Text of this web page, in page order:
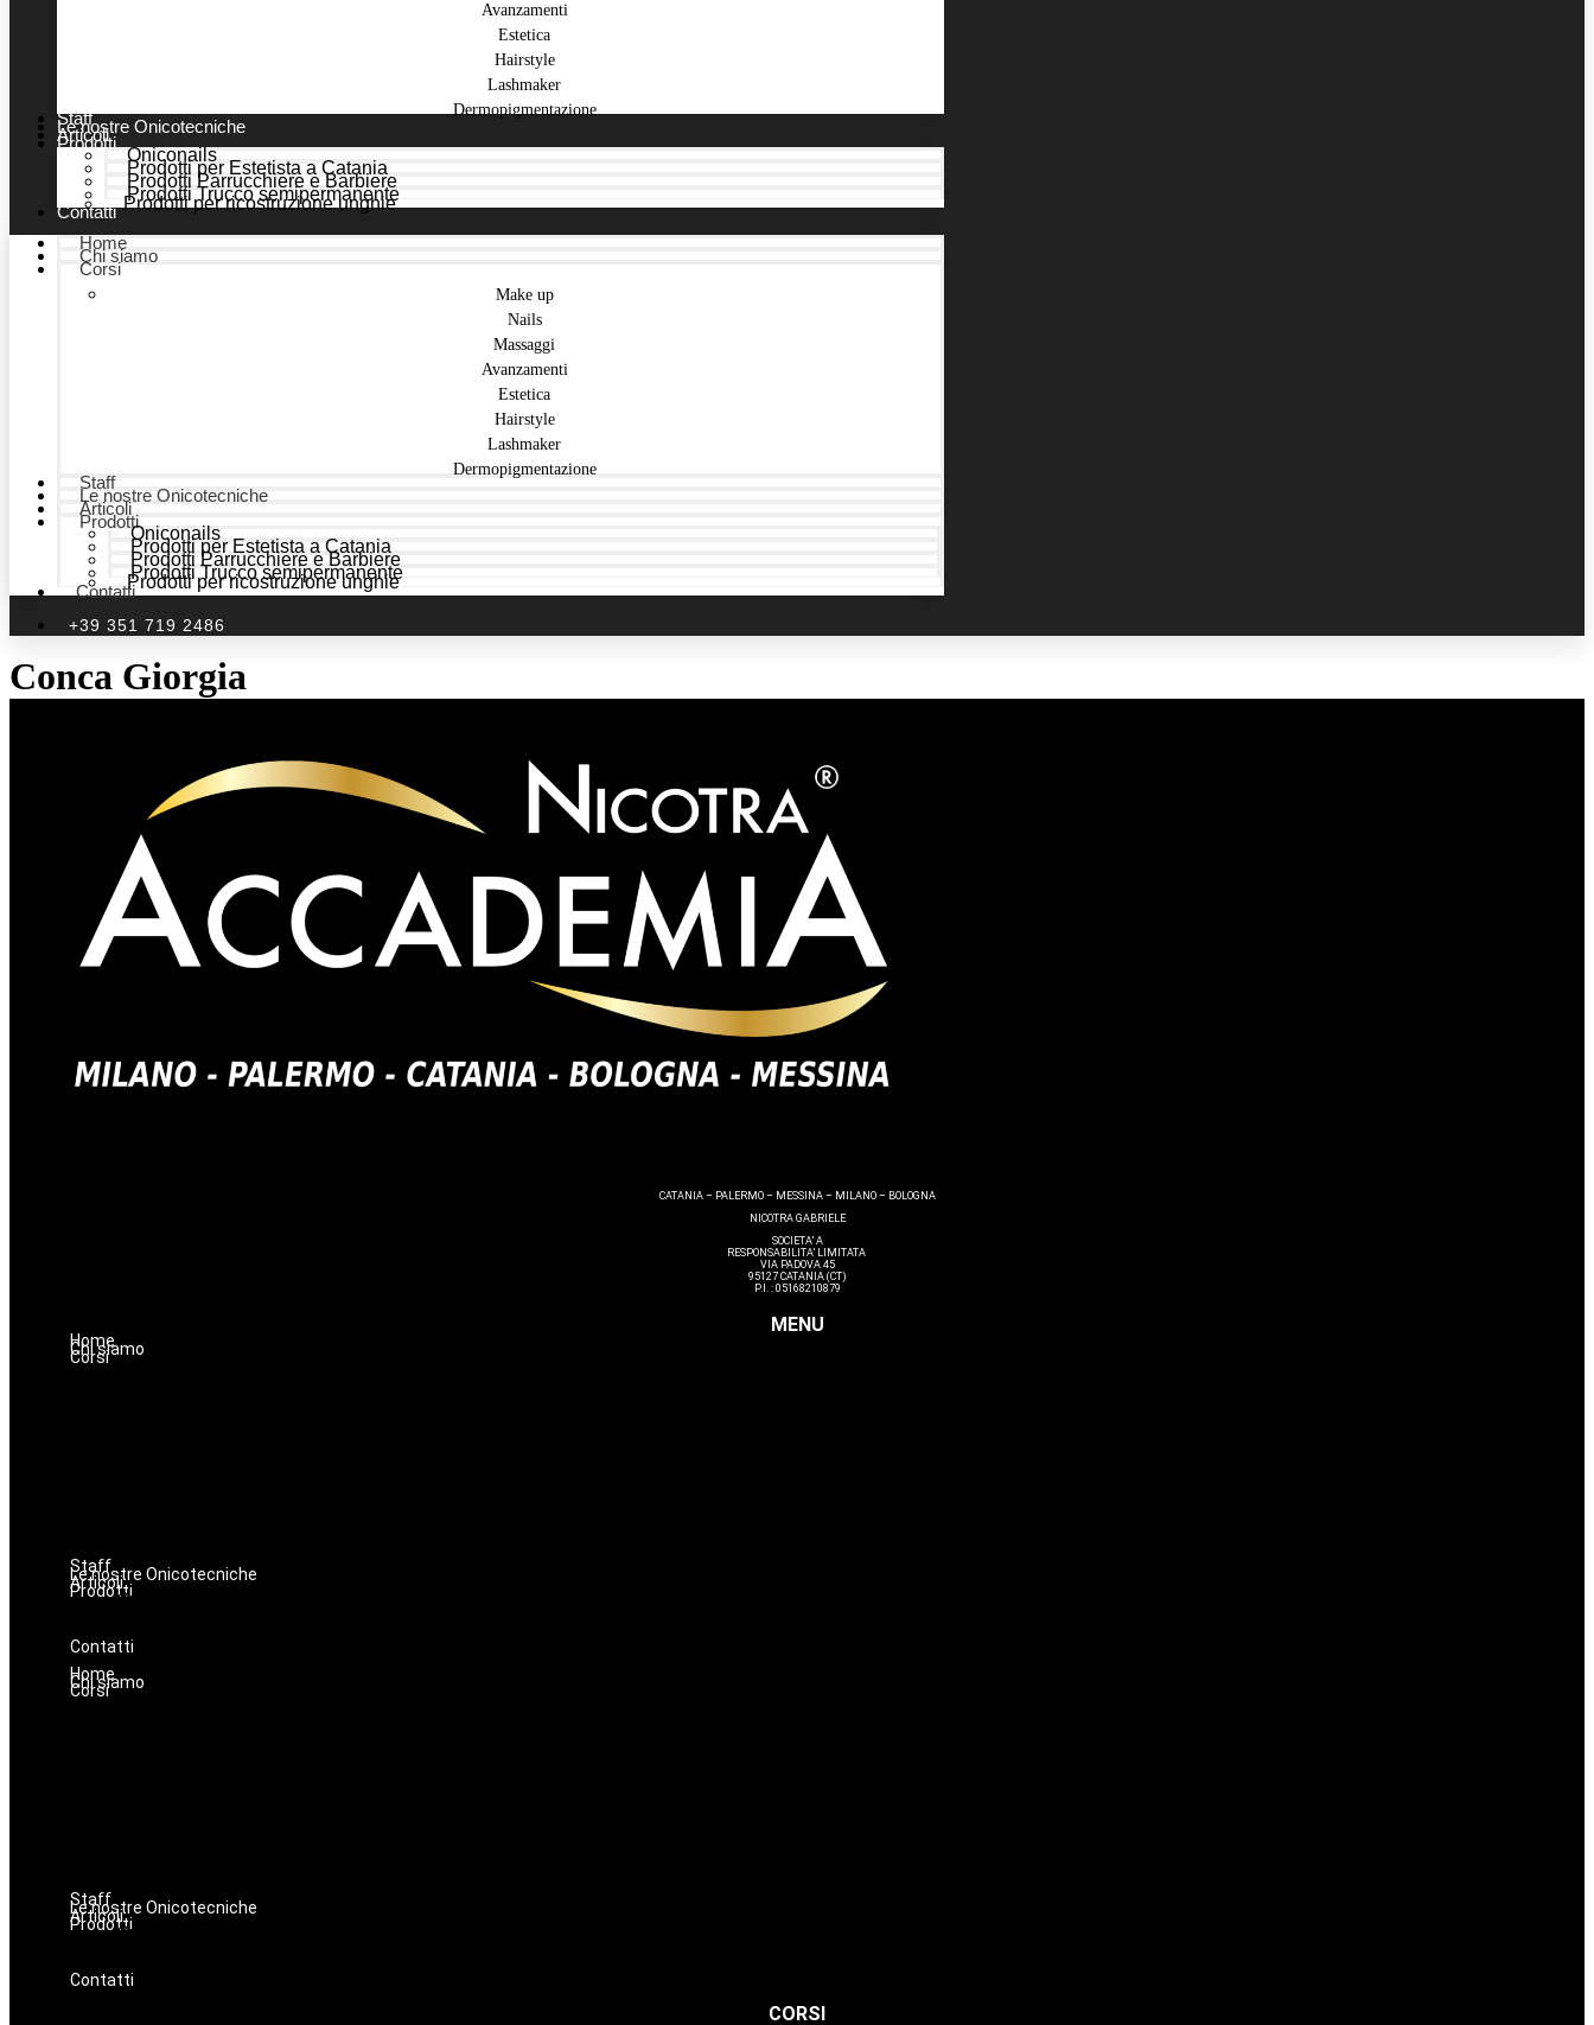
Avanzamenti
Estetica
Hairstyle
Lashmaker
Dermopigmentazione
Staff
Le nostre Onicotecniche
Articoli
Prodotti
Oniconails
Prodotti per Estetista a Catania
Prodotti Parrucchiere e Barbiere
Prodotti Trucco semipermanente
Prodotti per ricostruzione unghie
Contatti
Home
Chi siamo
Corsi
Make up
Nails
Massaggi
Avanzamenti
Estetica
Hairstyle
Lashmaker
Dermopigmentazione
Staff
Le nostre Onicotecniche
Articoli
Prodotti
Oniconails
Prodotti per Estetista a Catania
Prodotti Parrucchiere e Barbiere
Prodotti Trucco semipermanente
Prodotti per ricostruzione unghie
Contatti
+39 351 719 2486
Conca Giorgia
CATANIA – PALERMO – MESSINA – MILANO – BOLOGNA
NICOTRA GABRIELE
SOCIETA’ A
RESPONSABILITA’ LIMITATA
VIA PADOVA 45
95127 CATANIA (CT)
P.I. : 05168210879
MENU
Home
Chi siamo
Corsi
Staff
Le nostre Onicotecniche
Articoli
ProdottiOniconails
Prodotti per ricostruzione unghie
Contatti
Home
Chi siamo
Corsi
Staff
Le nostre Onicotecniche
Articoli
ProdottiOniconails
Prodotti per ricostruzione unghie
Contatti
CORSI